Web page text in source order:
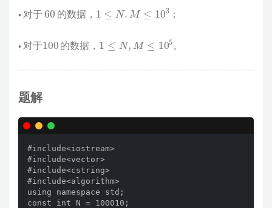
• 对于 60 的数据， 1 N M≤ 10 ；
• 对于100 的数据， 1 N M≤ 10 。
题解
#include<iostream>
#include<vector>
#include<cstring>
#include<algorithm>
using namespace std;
const int N = 100010;